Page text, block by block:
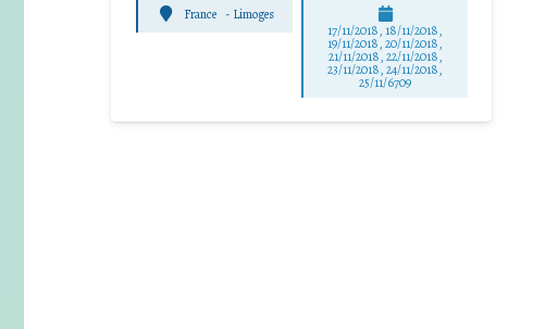
France - Limoges
17/11/2018, 18/11/2018,
19/11/2018, 20/11/2018,
21/11/2018, 22/11/2018,
23/11/2018, 24/11/2018,
25/11/6709